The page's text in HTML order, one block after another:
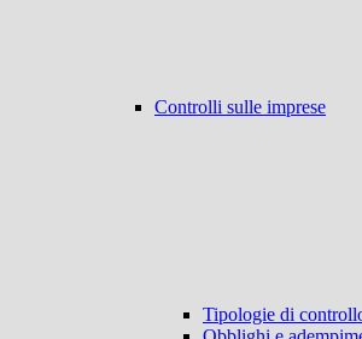
Controlli sulle imprese
Tipologie di